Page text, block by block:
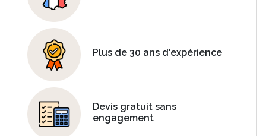
Plus de 30 ans d'expérience
Devis gratuit sans
engagement